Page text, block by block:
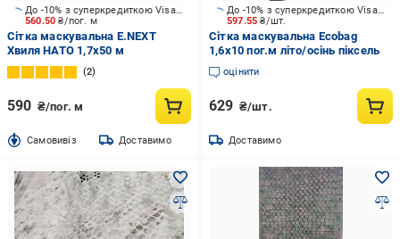
560.50₴/пог. м
До -10% з суперкредиткою Visa Вигода
Сітка маскувальна E.NEXT
Хвиля НАТО 1,7х50 м
2
590 ₴/пог. м
Cамовивіз Доставимо
597.55₴/шт.
До -10% з суперкредиткою Visa Вигода
Сітка маскувальна Ecobag
1,6x10 пог.м літо/осінь піксель
оцінити
629 ₴/шт.
Доставимо